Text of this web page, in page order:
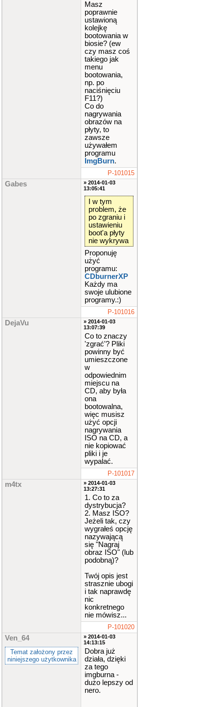
Masz
poprawnie
ustawioną
kolejkę
bootowania w
biosie? (ew
czy masz coś
takiego jak
menu
bootowania,
np. po
naciśnięciu
F11?)
Co do
nagrywania
obrazów na
płyty, to
zawsze
używałem
programu
ImgBurn.
P-101015
Gabes
» 2014-01-03
13:05:41
I w tym
problem, że
po zgraniu i
ustawieniu
boot'a płyty
nie wykrywa
Proponuję
użyć
programu:
CDburnerXP
Każdy ma
swoje ulubione
programy.:)
P-101016
DejaVu
» 2014-01-03
13:07:39
Co to znaczy
'zgrać'? Pliki
powinny być
umieszczone
w
odpowiednim
miejscu na
CD, aby była
ona
bootowalna,
więc musisz
użyć opcji
nagrywania
ISO na CD, a
nie kopiować
pliki i je
wypalać.
P-101017
m4tx
» 2014-01-03
13:27:31
1. Co to za
dystrybucja?
2. Masz ISO?
Jeżeli tak, czy
wygrałeś opcję
nazywającą
się "Nagraj
obraz ISO" (lub
podobną)?
Twój opis jest
strasznie ubogi
i tak naprawdę
nic
konkretnego
nie mówisz...
P-101020
Ven_64
Temat założony przez
niniejszego użytkownika
» 2014-01-03
14:13:15
Dobra już
działa, dzięki
za tego
imgburna -
dużo lepszy od
nero.